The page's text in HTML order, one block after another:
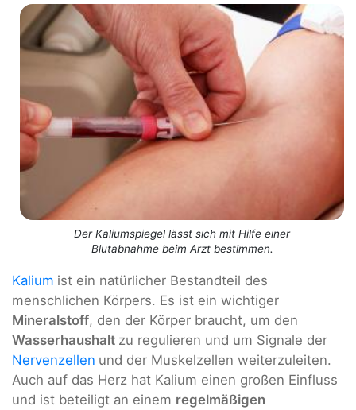
Der Kaliumspiegel lässt sich mit Hilfe einer
Blutabnahme beim Arzt bestimmen.
Kalium ist ein natürlicher Bestandteil des
menschlichen Körpers. Es ist ein wichtiger
Mineralstoff, den der Körper braucht, um den
Wasserhaushalt zu regulieren und um Signale der
Nervenzellen und der Muskelzellen weiterzuleiten.
Auch auf das Herz hat Kalium einen großen Einfluss
und ist beteiligt an einem regelmäßigen